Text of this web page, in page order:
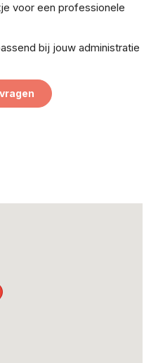
voor een professionele
bij jouw administratie